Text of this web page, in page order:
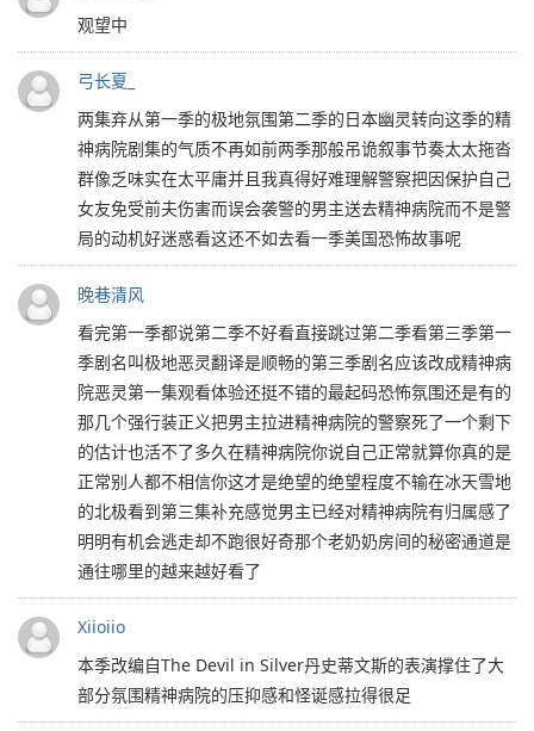
观望中
弓长夏_
两集弃从第一季的极地氛围第二季的日本幽灵转向这季的精
神病院剧集的气质不再如前两季那般吊诡叙事节奏太太拖沓
群像乏味实在太平庸并且我真得好难理解警察把因保护自己
女友免受前夫伤害而误会袭警的男主送去精神病院而不是警
局的动机好迷惑看这还不如去看一季美国恐怖故事呢
晚巷清风
看完第一季都说第二季不好看直接跳过第二季看第三季第一
季剧名叫极地恶灵翻译是顺畅的第三季剧名应该改成精神病
院恶灵第一集观看体验还挺不错的最起码恐怖氛围还是有的
那几个强行装正义把男主拉进精神病院的警察死了一个剩下
的估计也活不了多久在精神病院你说自己正常就算你真的是
正常别人都不相信你这才是绝望的绝望程度不输在冰天雪地
的北极看到第三集补充感觉男主已经对精神病院有归属感了
明明有机会逃走却不跑很好奇那个老奶奶房间的秘密通道是
通往哪里的越来越好看了
Xiioiio
本季改编自The Devil in Silver丹史蒂文斯的表演撑住了大
部分氛围精神病院的压抑感和怪诞感拉得很足